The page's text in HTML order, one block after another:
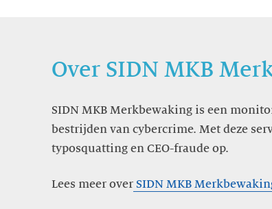
Over SIDN MKB
SIDN MKB Merkbewaking is een
bestrijden van cybercrime. Met deze
typosquatting en CEO-fraude op.
Lees meer over SIDN MKB